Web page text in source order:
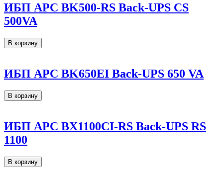
ИБП APC BK500-RS Back-UPS CS
500VA
В корзину
ИБП APC BK650EI Back-UPS 650 VA
В корзину
ИБП APC BX1100CI-RS Back-UPS RS
1100
В корзину